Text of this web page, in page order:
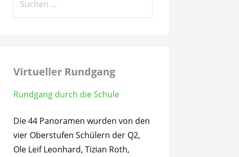
Virtueller Rundgang
Rundgang durch die Schule
Die 44 Panoramen wurden von den
vier Oberstufen Schülern der Q2,
Ole Leif Leonhard, Tizian Roth,